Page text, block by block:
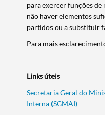
para exercer funções de
não haver elementos
partidos ou a substituir
Para mais
Links úteis
Secretaria Geral do
Interna (SGMAI)